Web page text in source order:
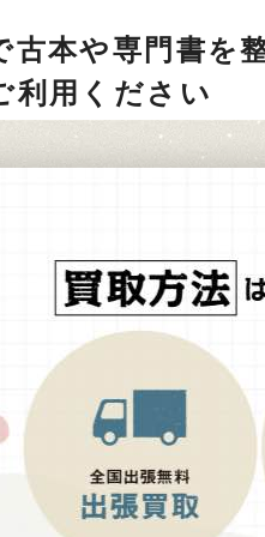
古本や専門書を
利用ください